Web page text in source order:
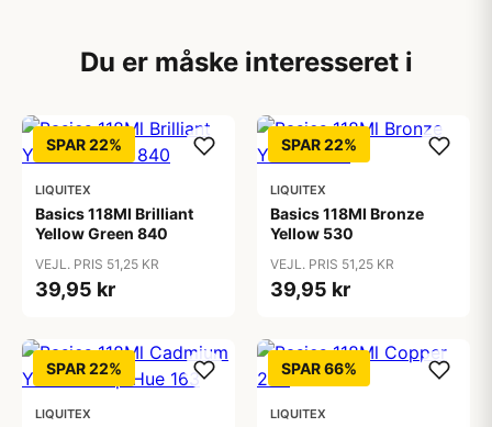
Du er måske interesseret i
SPAR 22%
LIQUITEX
Basics 118Ml Brilliant
Yellow Green 840
VEJL. PRIS 51,25 KR
39,95 kr
SPAR 22%
LIQUITEX
Basics 118Ml Bronze
Yellow 530
VEJL. PRIS 51,25 KR
39,95 kr
SPAR 22%
LIQUITEX
SPAR 66%
LIQUITEX